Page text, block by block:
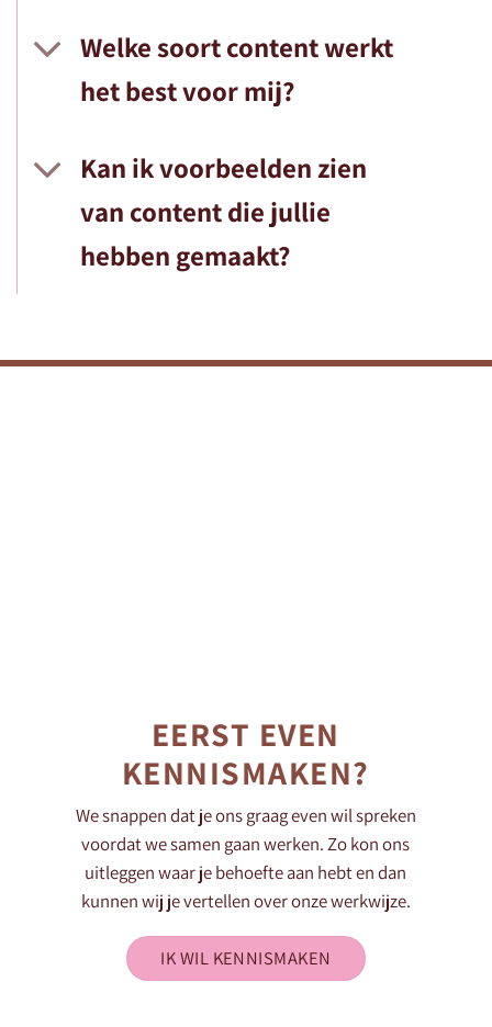
Welke soort content werkt
het best voor mij?
Kan ik voorbeelden zien
van content die jullie
hebben gemaakt?
EERST EVEN
KENNISMAKEN?
We snappen dat je ons graag even wil spreken
voordat we samen gaan werken. Zo kon ons
uitleggen waar je behoefte aan hebt en dan
kunnen wij je vertellen over onze werkwijze.
IK WIL KENNISMAKEN